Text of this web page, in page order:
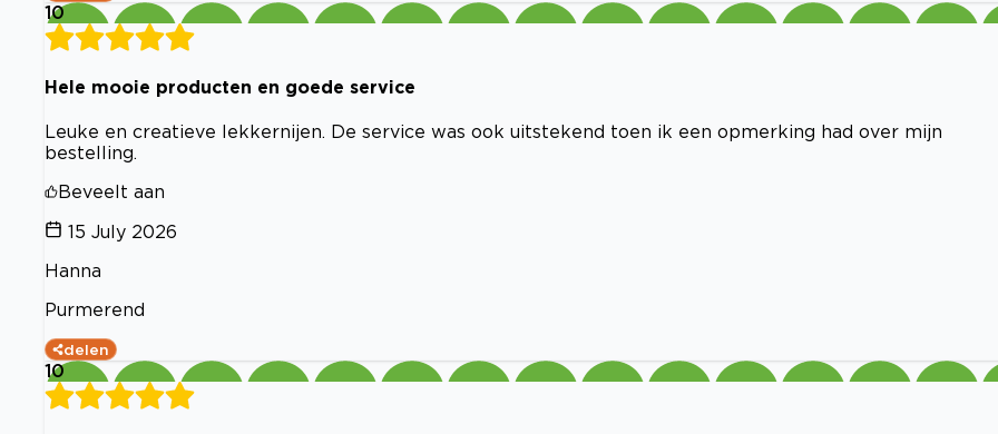
10
Hele mooie producten en goede service
Leuke en creatieve lekkernijen. De service was ook uitstekend toen ik een opmerking had over mijn
bestelling.
Beveelt aan
15 July 2026
Hanna
Purmerend
delen
10